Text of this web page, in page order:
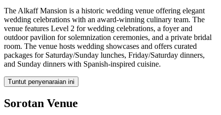
The Alkaff Mansion is a historic wedding venue offering elegant
wedding celebrations with an award-winning culinary team. The
venue features Level 2 for wedding celebrations, a foyer and
outdoor pavilion for solemnization ceremonies, and a private bridal
room. The venue hosts wedding showcases and offers curated
packages for Saturday/Sunday lunches, Friday/Saturday dinners,
and Sunday dinners with Spanish-inspired cuisine.
Tuntut penyenaraian ini
Sorotan Venue